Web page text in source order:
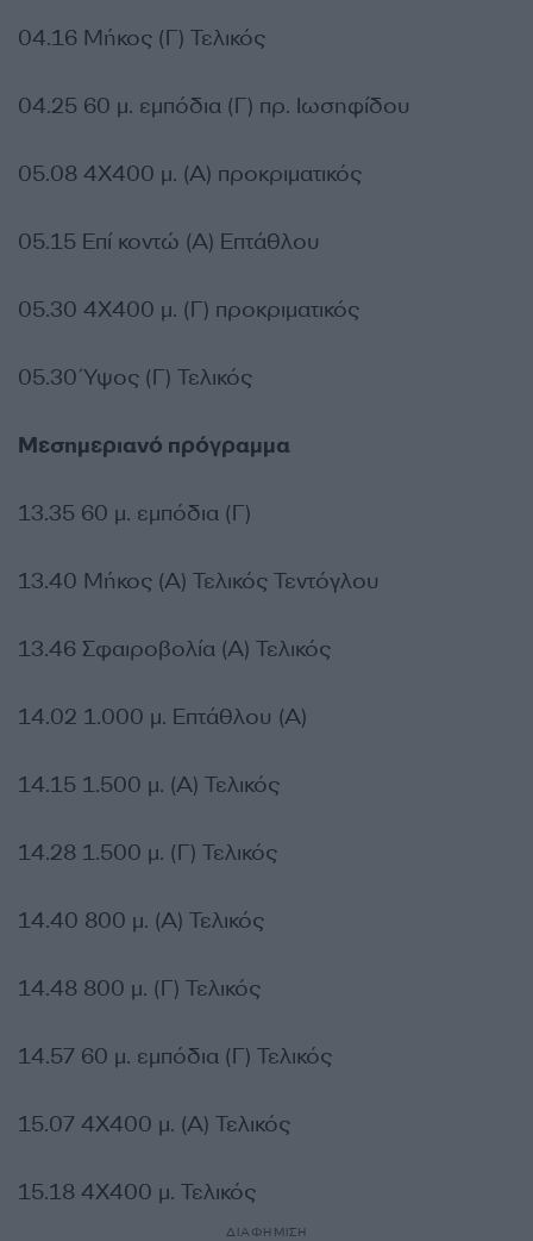
04.16 Μήκος (Γ) Τελικός
04.25 60 μ. εμπόδια (Γ) πρ. Ιωσηφίδου
05.08 4Χ400 μ. (Α) προκριματικός
05.15 Επί κοντώ (Α) Επτάθλου
05.30 4Χ400 μ. (Γ) προκριματικός
05.30 Ύψος (Γ) Τελικός
Μεσημεριανό πρόγραμμα
13.35 60 μ. εμπόδια (Γ)
13.40 Μήκος (Α) Τελικός Τεντόγλου
13.46 Σφαιροβολία (Α) Τελικός
14.02 1.000 μ. Επτάθλου (Α)
14.15 1.500 μ. (Α) Τελικός
14.28 1.500 μ. (Γ) Τελικός
14.40 800 μ. (Α) Τελικός
14.48 800 μ. (Γ) Τελικός
14.57 60 μ. εμπόδια (Γ) Τελικός
15.07 4Χ400 μ. (Α) Τελικός
15.18 4Χ400 μ. Τελικός
ΔΙΑΦΗΜΙΣΗ